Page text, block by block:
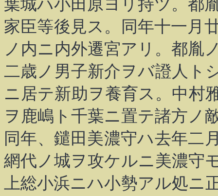
葉城ハ小田原ヨリ持ツ。都
家臣等後見ス。同年十一月
ノ内ニ内外遷宮アリ。都胤
二歳ノ男子新介ヲバ證人ト
ニ居テ新助ヲ養育ス。中村
ヲ鹿嶋ト千葉ニ置テ諸方ノ
同年、鑓田美濃守ハ去年二
網代ノ城ヲ攻ケルニ美濃守
上総小浜ニハ小勢アル処ニ